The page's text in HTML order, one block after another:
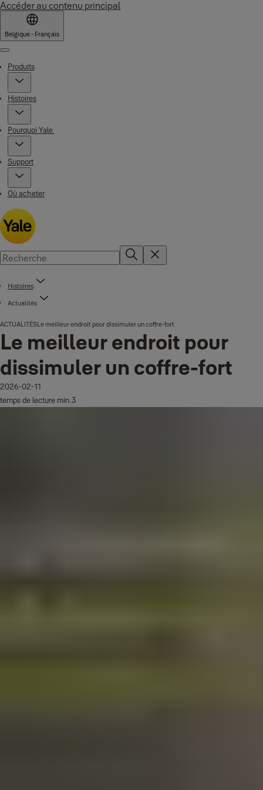
Accéder au contenu principal
Belgique - Français
Menu
Produits
Histoires
Pourquoi Yale
Support
Où acheter
Histoires
Actualités
ACTUALITÉSLe meilleur endroit pour dissimuler un coffre-fort
Le meilleur endroit pour
dissimuler un coffre-fort
2026-02-11
temps de lecture min.3